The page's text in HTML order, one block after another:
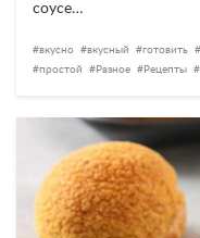
соусе…
вкусно вкусный готовить
простой
Разное Рецепты